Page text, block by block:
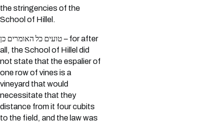
the stringencies of the
School of Hillel.
טועים כל האומרים כן – for after
all, the School of Hillel did
not state that the espalier of
one row of vines is a
vineyard that would
necessitate that they
distance from it four cubits
to the field, and the law was